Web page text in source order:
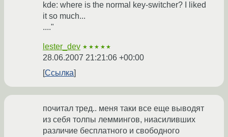
kde: where is the normal key-switcher? I liked
it so much...
...."
lester_dev ★★★★★
28.06.2007 21:21:06 +00:00
Ссылка
почитал тред.. меня таки все еще выводят
из себя толпы леммингов, ниасиливших
различие бесплатного и свободного